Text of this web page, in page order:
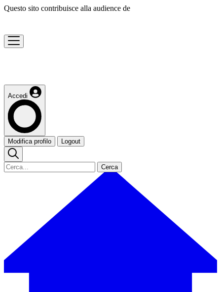
Questo sito contribuisce alla audience de
Accedi
Modifica profilo Logout
Cerca